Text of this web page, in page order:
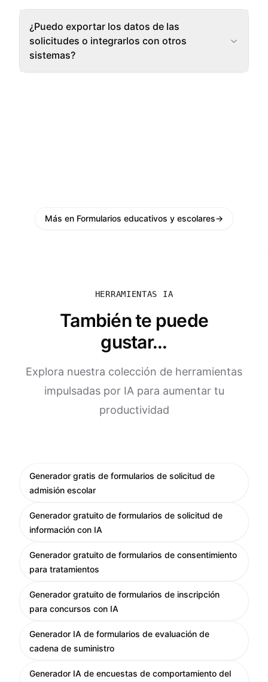
¿Puedo exportar los datos de las
solicitudes o integrarlos con otros
sistemas?
Más en Formularios educativos y escolares→
HERRAMIENTAS IA
También te puede
gustar...
Explora nuestra colección de herramientas
impulsadas por IA para aumentar tu
productividad
Generador gratis de formularios de solicitud de
admisión escolar
Generador gratuito de formularios de solicitud de
información con IA
Generador gratuito de formularios de consentimiento
para tratamientos
Generador gratuito de formularios de inscripción
para concursos con IA
Generador IA de formularios de evaluación de
cadena de suministro
Generador IA de encuestas de comportamiento del